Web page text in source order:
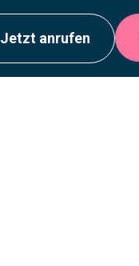
Jetzt anrufen